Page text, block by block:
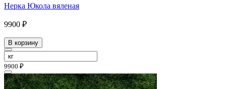
Нерка Юкола вяленая
9900 ₽
В корзину
9900 ₽